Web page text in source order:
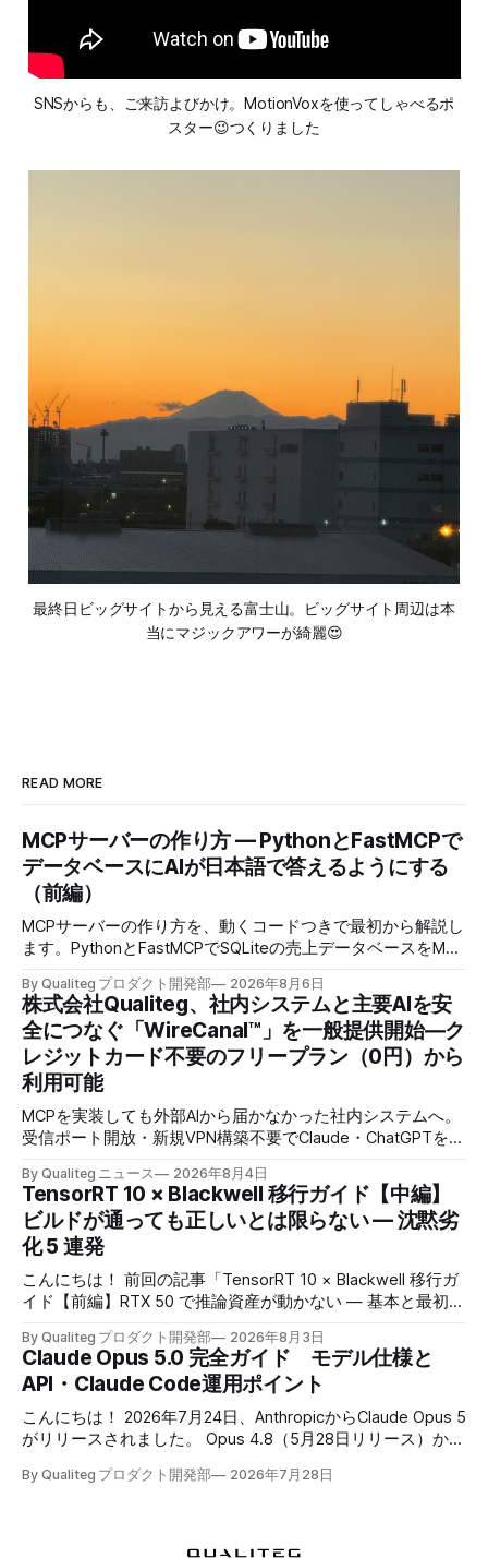
SNSからも、ご来訪よびかけ。MotionVoxを使ってしゃべるポ
スター😉つくりました
最終日ビッグサイトから見える富士山。ビッグサイト周辺は本
当にマジックアワーが綺麗😍
READ MORE
MCPサーバーの作り方 — PythonとFastMCPで
データベースにAIが日本語で答えるようにする
（前編）
MCPサーバーの作り方を、動くコードつきで最初から解説し
ます。PythonとFastMCPでSQLiteの売上データベースをMCP
返すところまで作ります。
By Qualiteg プロダクト開発部 2026年8月6日
株式会社Qualiteg、社内システムと主要AIを安
全につなぐ「WireCanal™」を一般提供開始―ク
レジットカード不要のフリープラン（0円）から
利用可能
MCPを実装しても外部AIから届かなかった社内システムへ。
受信ポート開放・新規VPN構築不要でClaude・ChatGPTを安
By Qualiteg ニュース 2026年8月4日
TensorRT 10 × Blackwell 移行ガイド【中編】
ビルドが通っても正しいとは限らない — 沈黙劣
化 5 連発
こんにちは！ 前回の記事「TensorRT 10 × Blackwell 移行ガ
イド【前編】RTX 50 で推論資産が動かない — 基本と最初の
なくなる理由と、TensorRT 10 化を最小構成で通す手順を扱
いました。前編で出てきた問題には、実はひとつ共通点があ
ります。 すべて、エラーで止まってくれたということで
す。 本当に怖いのはその先です。TensorRT への移行パイプ
ラインには、 * ビルドが通る * 実行も通る * 速度もちゃんと
出る * 出力の形も、値も、一見それらしい * なのに、中身が
間違っている という失敗の仕方が存在します。 本記事で
By Qualiteg プロダクト開発部 2026年8月3日
Claude Opus 5.0 完全ガイド モデル仕様と
API・Claude Code運用ポイント
こんにちは！ 2026年7月24日、AnthropicからClaude Opus 5
がリリースされました。 Opus 4.8（5月28日リリース）から
加速していますね。 さて、当ブログではClaude Opus 4.7 完
プデート」とは立て付けが根本的に違います。 何が違うの
By Qualiteg プロダクト開発部 2026年7月28日